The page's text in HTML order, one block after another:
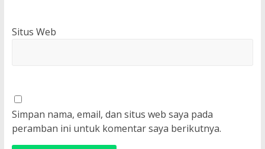
Situs Web
Simpan nama, email, dan situs web saya pada
peramban ini untuk komentar saya berikutnya.